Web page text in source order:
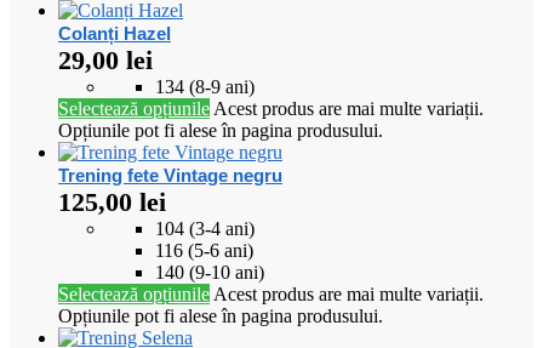
Colanți Hazel
29,00 lei
134 (8-9 ani)
Selectează opțiunile Acest produs are mai multe variații.
Opțiunile pot fi alese în pagina produsului.
Trening fete Vintage negru
125,00 lei
104 (3-4 ani)
116 (5-6 ani)
140 (9-10 ani)
Selectează opțiunile Acest produs are mai multe variații.
Opțiunile pot fi alese în pagina produsului.